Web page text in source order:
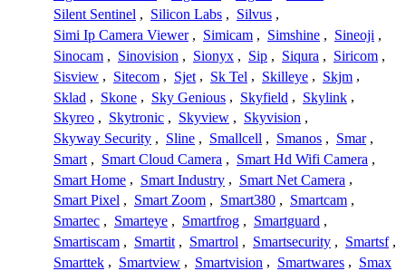
Silent Sentinel , Silicon Labs , Silvus ,
Simi Ip Camera Viewer , Simicam , Simshine , Sineoji ,
Sinocam , Sinovision , Sionyx , Sip , Siqura , Siricom ,
Sisview , Sitecom , Sjet , Sk Tel , Skilleye , Skjm ,
Sklad , Skone , Sky Genious , Skyfield , Skylink ,
Skyreo , Skytronic , Skyview , Skyvision ,
Skyway Security , Sline , Smallcell , Smanos , Smar ,
Smart , Smart Cloud Camera , Smart Hd Wifi Camera ,
Smart Home , Smart Industry , Smart Net Camera ,
Smart Pixel , Smart Zoom , Smart380 , Smartcam ,
Smartec , Smarteye , Smartfrog , Smartguard ,
Smartiscam , Smartit , Smartrol , Smartsecurity , Smartsf ,
Smarttek , Smartview , Smartvision , Smartwares , Smax